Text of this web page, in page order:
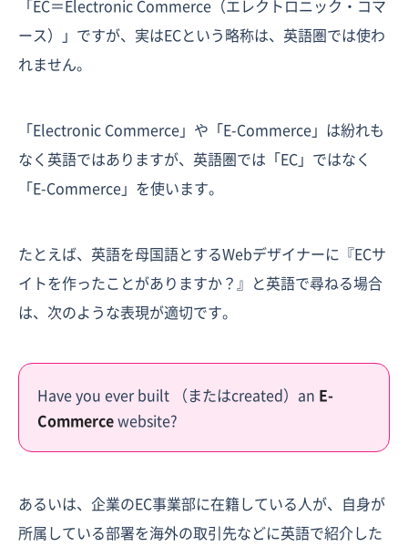
「EC＝Electronic Commerce（エレクトロニック・コマ
ース）」ですが、実はECという略称は、英語圏では使わ
れません。
「Electronic Commerce」や「E-Commerce」は紛れも
なく英語ではありますが、英語圏では「EC」ではなく
「E-Commerce」を使います。
たとえば、英語を母国語とするWebデザイナーに『ECサ
イトを作ったことがありますか？』と英語で尋ねる場合
は、次のような表現が適切です。
Have you ever built （またはcreated）an E-
Commercewebsite?
あるいは、企業のEC事業部に在籍している人が、自身が
所属している部署を海外の取引先などに英語で紹介した